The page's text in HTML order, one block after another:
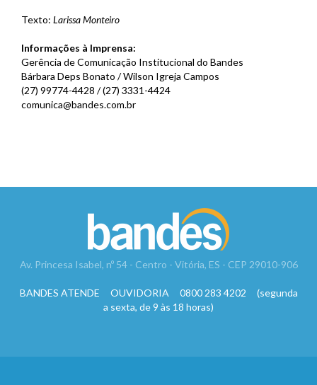
Texto: Larissa Monteiro
Informações à Imprensa:
Gerência de Comunicação Institucional do Bandes
Bárbara Deps Bonato / Wilson Igreja Campos
(27) 99774-4428 / (27) 3331-4424
comunica@bandes.com.br
Av. Princesa Isabel, nº 54 - Centro - Vitória, ES - CEP 29010-906
BANDES ATENDE OUVIDORIA 0800 283 4202 (segunda
a sexta, de 9 às 18 horas)